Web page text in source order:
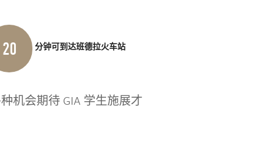
20 分钟可到达班德拉火车站
机会期待 GIA 学生施展才